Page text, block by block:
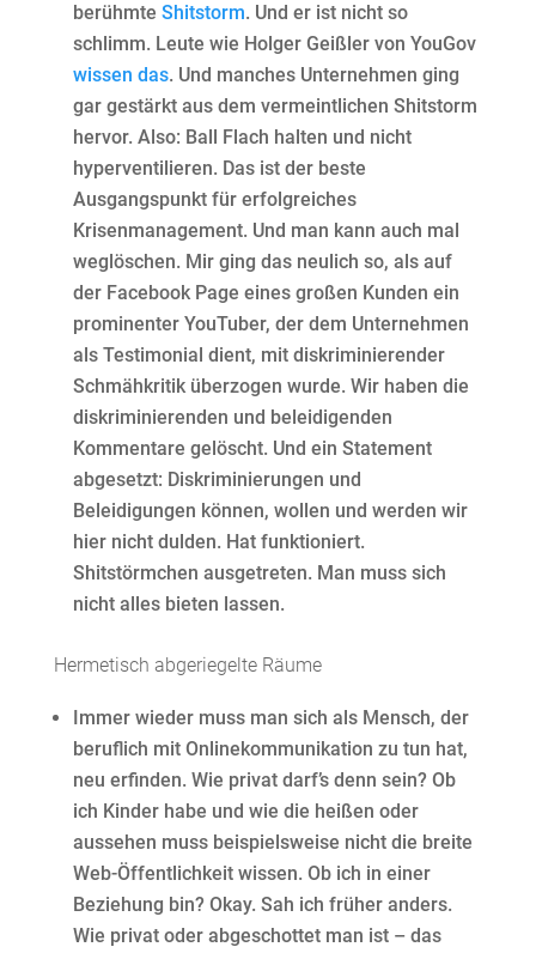
berühmte Shitstorm. Und er ist nicht so
schlimm. Leute wie Holger Geißler von YouGov
wissen das. Und manches Unternehmen ging
gar gestärkt aus dem vermeintlichen Shitstorm
hervor. Also: Ball Flach halten und nicht
hyperventilieren. Das ist der beste
Ausgangspunkt für erfolgreiches
Krisenmanagement. Und man kann auch mal
weglöschen. Mir ging das neulich so, als auf
der Facebook Page eines großen Kunden ein
prominenter YouTuber, der dem Unternehmen
als Testimonial dient, mit diskriminierender
Schmähkritik überzogen wurde. Wir haben die
diskriminierenden und beleidigenden
Kommentare gelöscht. Und ein Statement
abgesetzt: Diskriminierungen und
Beleidigungen können, wollen und werden wir
hier nicht dulden. Hat funktioniert.
Shitstörmchen ausgetreten. Man muss sich
nicht alles bieten lassen.
Hermetisch abgeriegelte Räume
Immer wieder muss man sich als Mensch, der
beruflich mit Onlinekommunikation zu tun hat,
neu erfinden. Wie privat darf’s denn sein? Ob
ich Kinder habe und wie die heißen oder
aussehen muss beispielsweise nicht die breite
Web-Öffentlichkeit wissen. Ob ich in einer
Beziehung bin? Okay. Sah ich früher anders.
Wie privat oder abgeschottet man ist – das